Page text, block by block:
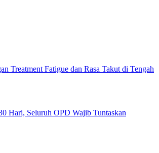
Treatment Fatigue dan Rasa Takut di Tengah
Hari, Seluruh OPD Wajib Tuntaskan